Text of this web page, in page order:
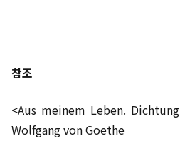
참조
<Aus meinem Leben.
Wolfgang von Goethe